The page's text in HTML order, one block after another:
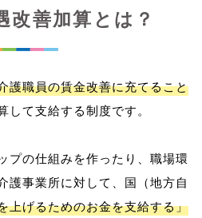
改善加算とは？
護職員の賃金改善に充てること
して支給する制度です。
プの仕組みを作ったり、職場環
護事業所に対して、国（地方自
上げるためのお金を支給する」